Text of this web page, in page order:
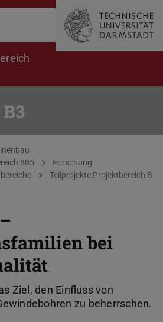
805
Forschung
Teilprojekte Projektbereich B
bei
Ziel, den Einfluss von
zu beherrschen.